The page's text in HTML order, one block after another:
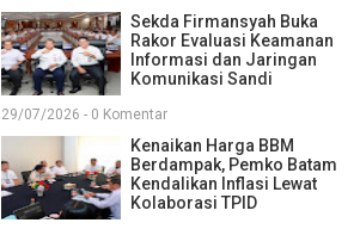
Sekda Firmansyah Buka
Rakor Evaluasi Keamanan
Informasi dan Jaringan
Komunikasi Sandi
29/07/2026 - 0 Komentar
Kenaikan Harga BBM
Berdampak, Pemko Batam
Kendalikan Inflasi Lewat
Kolaborasi TPID